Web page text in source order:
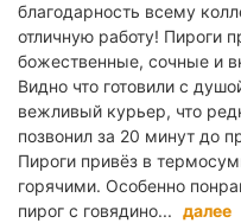
благодарность всему
отличную работу! Пироги
божественные, сочные и
Видно что готовили с
вежливый курьер, что
позвонил за 20 минут до
Пироги привёз в
горячими. Особенно
пирог с говядино... далее